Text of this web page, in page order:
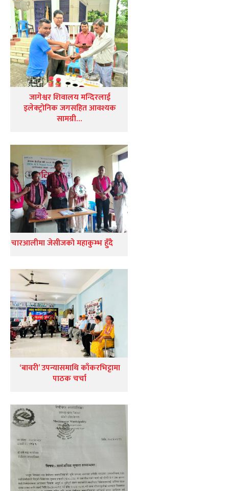
जागेश्वर शिवालय मन्दिरलाई
इलेक्ट्रोनिक जगसहित आवश्यक
सामग्री…
चारआलीमा जेसीजको महाकुम्भ हुँदै
‘बावरी’ उपन्यासमाथि काँकरभिट्टामा
पाठक चर्चा